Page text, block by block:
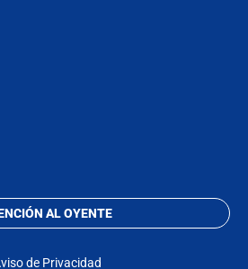
AL OYENTE
de Privacidad